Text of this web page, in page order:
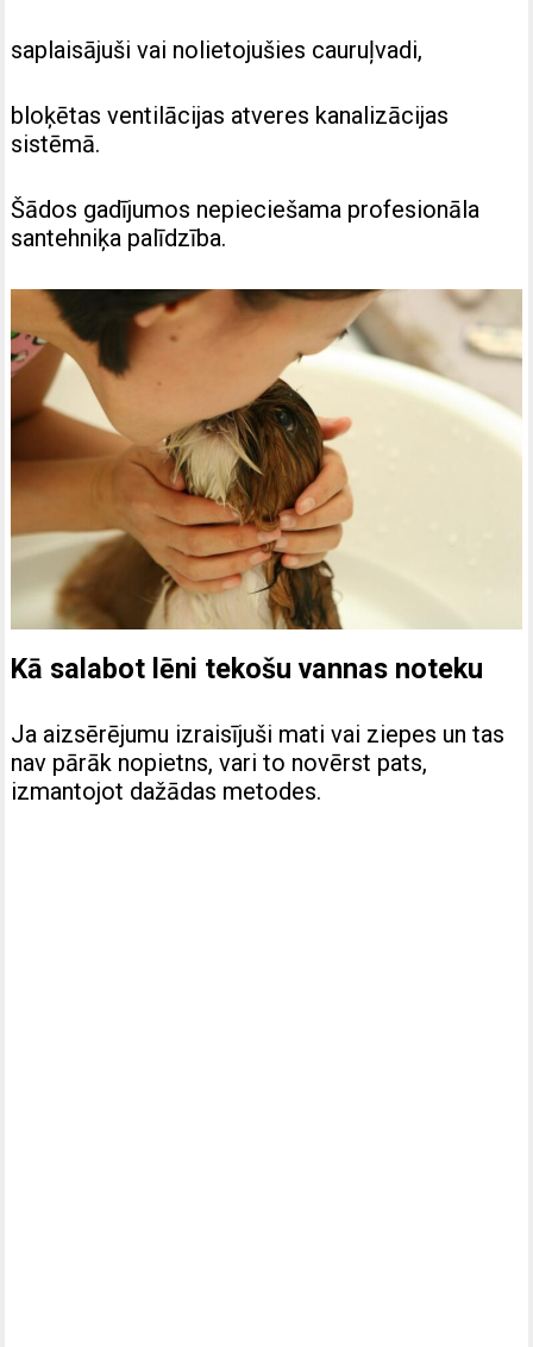
saplaisājuši vai nolietojušies cauruļvadi,
bloķētas ventilācijas atveres kanalizācijas
sistēmā.
Šādos gadījumos nepieciešama profesionāla
santehniķa palīdzība.
Kā salabot lēni tekošu vannas noteku
Ja aizsērējumu izraisījuši mati vai ziepes un tas
nav pārāk nopietns, vari to novērst pats,
izmantojot dažādas metodes.